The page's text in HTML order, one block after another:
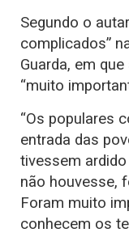
Segundo o
complicados”
Guarda, em
“muito
“Os populares
entrada das
tivessem
não houvesse,
Foram muito
conhecem os